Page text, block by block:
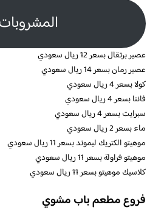
عصير برتقال بسعر 12 ريال سعودي
عصير رمان بسعر 14 ريال سعودي
كولا بسعر 4 ريال سعودي
فانتا بسعر 4 ريال سعودي
سبرايت بسعر 4 ريال سعودي
ماء بسعر 2 ريال سعودي
موهيتو الكتريك ليموند بسعر 11 ريال سعودي
موهيتو فراولة بسعر 11 ريال سعودي
كلاسيك موهيتو بسعر 11 ريال سعودي
فروع مطعم باب مشوي